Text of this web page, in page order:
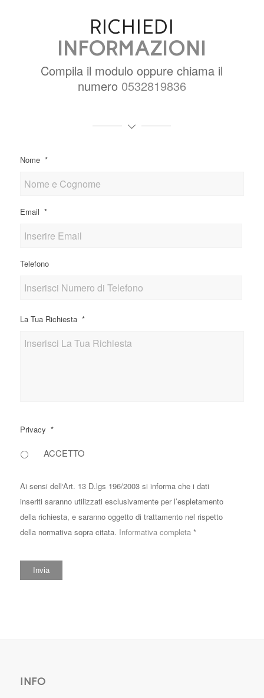
RICHIEDI
INFORMAZIONI
Compila il modulo oppure chiama il
numero 0532819836
Nome *
Email *
Telefono
La Tua Richiesta *
Privacy *
ACCETTO
Ai sensi dell‘Art. 13 D.lgs 196/2003 si informa che i dati
inseriti saranno utilizzati esclusivamente per l’espletamento
della richiesta, e saranno oggetto di trattamento nel rispetto
della normativa sopra citata. Informativa completa*
Invia
INFO